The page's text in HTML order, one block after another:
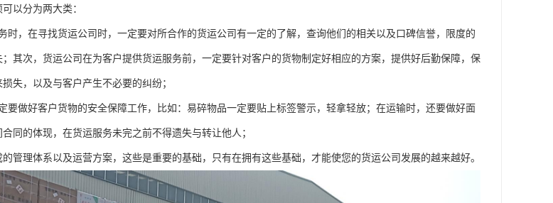
以分为两大类：
时，在寻找货运公司时，一定要对所合作的货运公司有一定的了解，查询他们的相关以及口碑信誉，限度的
其次，货运公司在为客户提供货运服务前，一定要针对客户的货物制定好相应的方案，提供好后勤保障，保
失，以及与客户产生不必要的纠纷；
要做好客户货物的安全保障工作，比如：易碎物品一定要贴上标签警示，轻拿轻放；在运输时，还要做好面
同的体现，在货运服务未完之前不得遗失与转让他人；
管理体系以及运营方案，这些是重要的基础，只有在拥有这些基础，才能使您的货运公司发展的越来越好。